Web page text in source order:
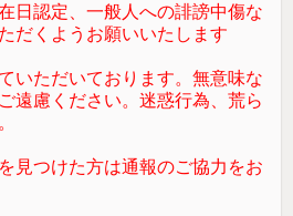
日認定、一般人への誹謗中傷な
だくようお願いいたします
いただいております。無意味な
遠慮ください。迷惑行為、荒ら
見つけた方は通報のご協力をお